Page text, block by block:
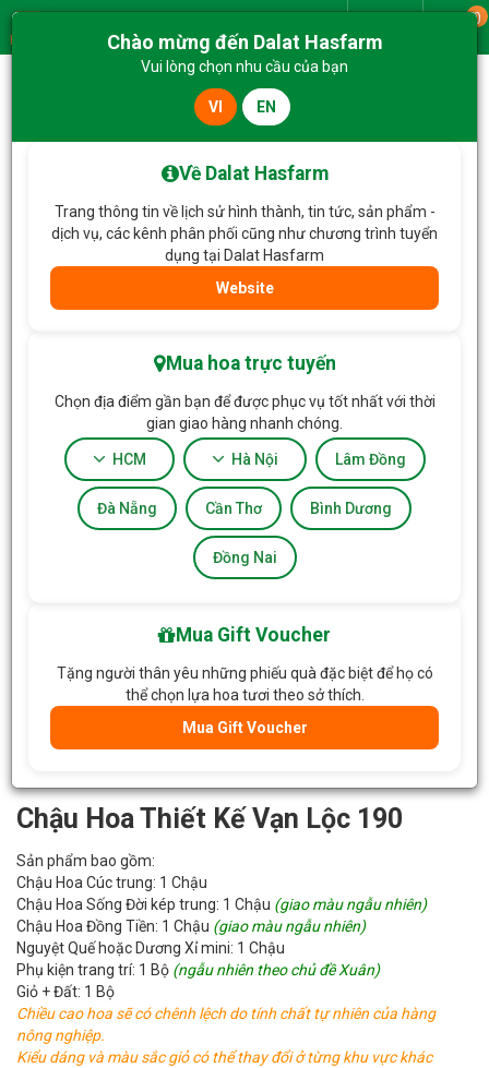
Menu
0
Chậu Hoa Thiết Kế Vạn Lộc 190
Chậu Hoa Thiết Kế Vạn Lộc 190
Sản phẩm bao gồm:
Chậu Hoa Cúc trung: 1 Chậu
Chậu Hoa Sống Đời kép trung: 1 Chậu (giao màu ngẫu nhiên)
Chậu Hoa Đồng Tiền: 1 Chậu (giao màu ngẫu nhiên)
Nguyệt Quế hoặc Dương Xỉ mini: 1 Chậu
Phụ kiện trang trí: 1 Bộ (ngẫu nhiên theo chủ đề Xuân)
Giỏ + Đất: 1 Bộ
Chiều cao hoa sẽ có chênh lệch do tính chất tự nhiên của hàng
nông nghiệp.
Kiểu dáng và màu sắc giỏ có thể thay đổi ở từng khu vực khác
Chào mừng đến Dalat Hasfarm
Vui lòng chọn nhu cầu của bạn
VI EN
Về Dalat Hasfarm
Trang thông tin về lịch sử hình thành, tin tức, sản phẩm -
dịch vụ, các kênh phân phối cũng như chương trình tuyển
dụng tại Dalat Hasfarm
Website
Mua hoa trực tuyến
Chọn địa điểm gần bạn để được phục vụ tốt nhất với thời
gian giao hàng nhanh chóng.
HCM Hà Nội Lâm Đồng
Đà Nẵng Cần Thơ Bình Dương
Đồng Nai
Mua Gift Voucher
Tặng người thân yêu những phiếu quà đặc biệt để họ có
thể chọn lựa hoa tươi theo sở thích.
Mua Gift Voucher